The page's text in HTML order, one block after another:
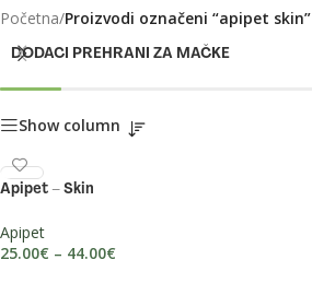
Početna/Proizvodi označeni “apipet skin”
DODACI PREHRANI ZA MAČKE
Show column
Apipet – Skin
Apipet
25.00€ – 44.00€